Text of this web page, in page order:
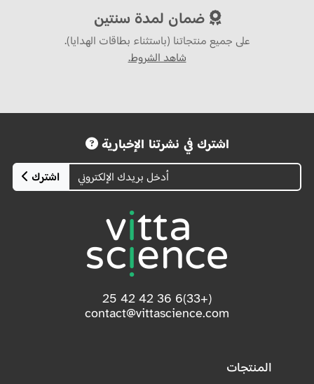
ضمان لمدة سنتين
على جميع منتجاتنا (باستثناء بطاقات الهدايا).
شاهد الشروط.
اشترك في نشرتنا الإخبارية
اشترك
(+33)6 36 42 42 25
contact@vittascience.com
المنتجات